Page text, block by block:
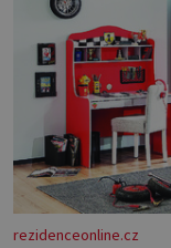
rezidenceonline.cz